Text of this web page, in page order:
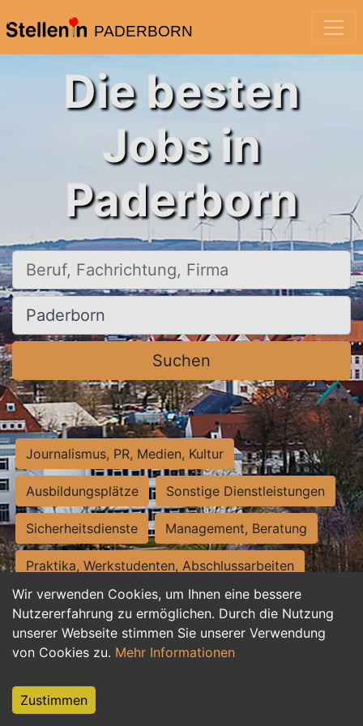
PADERBORN
Wir verwenden Cookies, um Ihnen eine bessere
Nutzererfahrung zu ermöglichen. Durch die Nutzung
unserer Webseite stimmen Sie unserer Verwendung
von Cookies zu. Mehr Informationen
Zustimmen
Die besten
Jobs in
Paderborn
Beruf, Fachrichtung, Firma
Ort, Stadt
Suchen
Journalismus, PR, Medien, Kultur
Ausbildungsplätze Sonstige Dienstleistungen
Sicherheitsdienste Management, Beratung
Praktika, Werkstudenten, Abschlussarbeiten
Personalwesen Assistenz, Sekretariat
Hilfskräfte, Aushilfs- und Nebenjobs
Weiterbildung, Studium, duale Ausbildung